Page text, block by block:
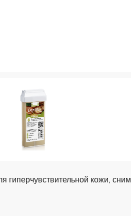
(ср. плотности) для гиперчувствительной кожи, сним